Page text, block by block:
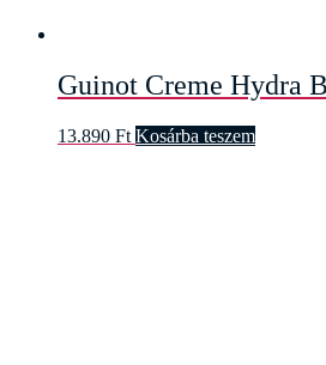
Guinot Creme Hydra
13.890 Ft Kosárba teszem